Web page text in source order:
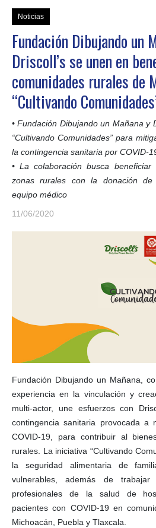
Noticias
Fundación Dibujando un
Driscoll’s se unen en
comunidades rurales de
“Cultivando
• Fundación Dibujando un Mañana y
“Cultivando Comunidades” para
la contingencia sanitaria por COVID-
• La colaboración busca
zonas rurales con la donación de
equipo médico
11/06/2020
Fundación Dibujando un Mañana,
experiencia en la vinculación y
multi-actor, une esfuerzos con
contingencia sanitaria provocada a
COVID-19, para contribuir al
rurales. La iniciativa “Cultivando
la seguridad alimentaria de
vulnerables, además de
profesionales de la salud de
pacientes con COVID-19 en
Michoacán, Puebla y Tlaxcala.